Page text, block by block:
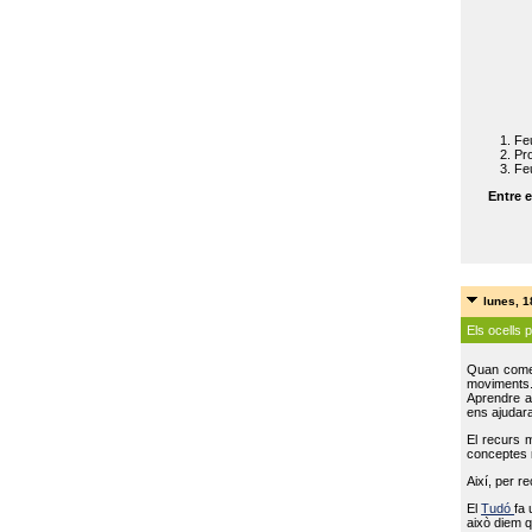
Entre
lunes,
Els ocells
Quan
Aprendre
ens
El recurs
conceptes
Així, per
ElTudófa
això diem